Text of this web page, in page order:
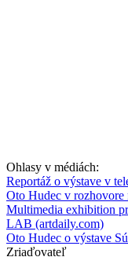
Ohlasy v médiách:
Reportáž o výstave v
Oto Hudec v rozhovore
Multimedia exhibition
LAB (artdaily.com)
Oto Hudec o výstave
Zriaďovateľ